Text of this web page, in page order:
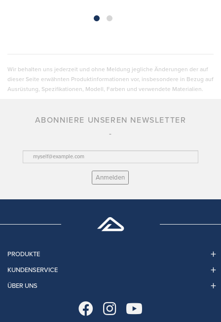
Wir behalten uns jederzeit und ohne Meldung jegliche Änderungen der auf
dieser Seite erwähnten Produktinformationen vor, insbesondere in Bezug auf
Ausrüstung, Spezifikationen, Modell, Farben und verwendete Materialien.
ABONNIERE UNSEREN NEWSLETTER
Anmelden
PRODUKTE
KUNDENSERVICE
ÜBER UNS